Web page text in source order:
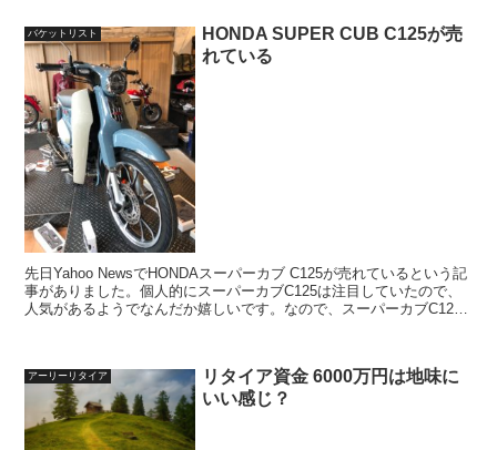
バケットリスト
HONDA SUPER CUB C125が売
れている
先日Yahoo NewsでHONDAスーパーカブ C125が売れているという記
事がありました。個人的にスーパーカブC125は注目していたので、
人気があるようでなんだか嬉しいです。なので、スーパーカブC125
アーリーリタイア
リタイア資金 6000万円は地味に
いい感じ？